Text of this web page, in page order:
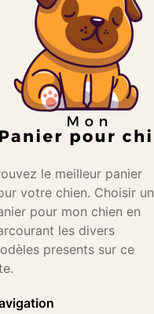
le meilleur panier
votre chien. Choisir un
pour mon chien en
les divers
presents sur ce